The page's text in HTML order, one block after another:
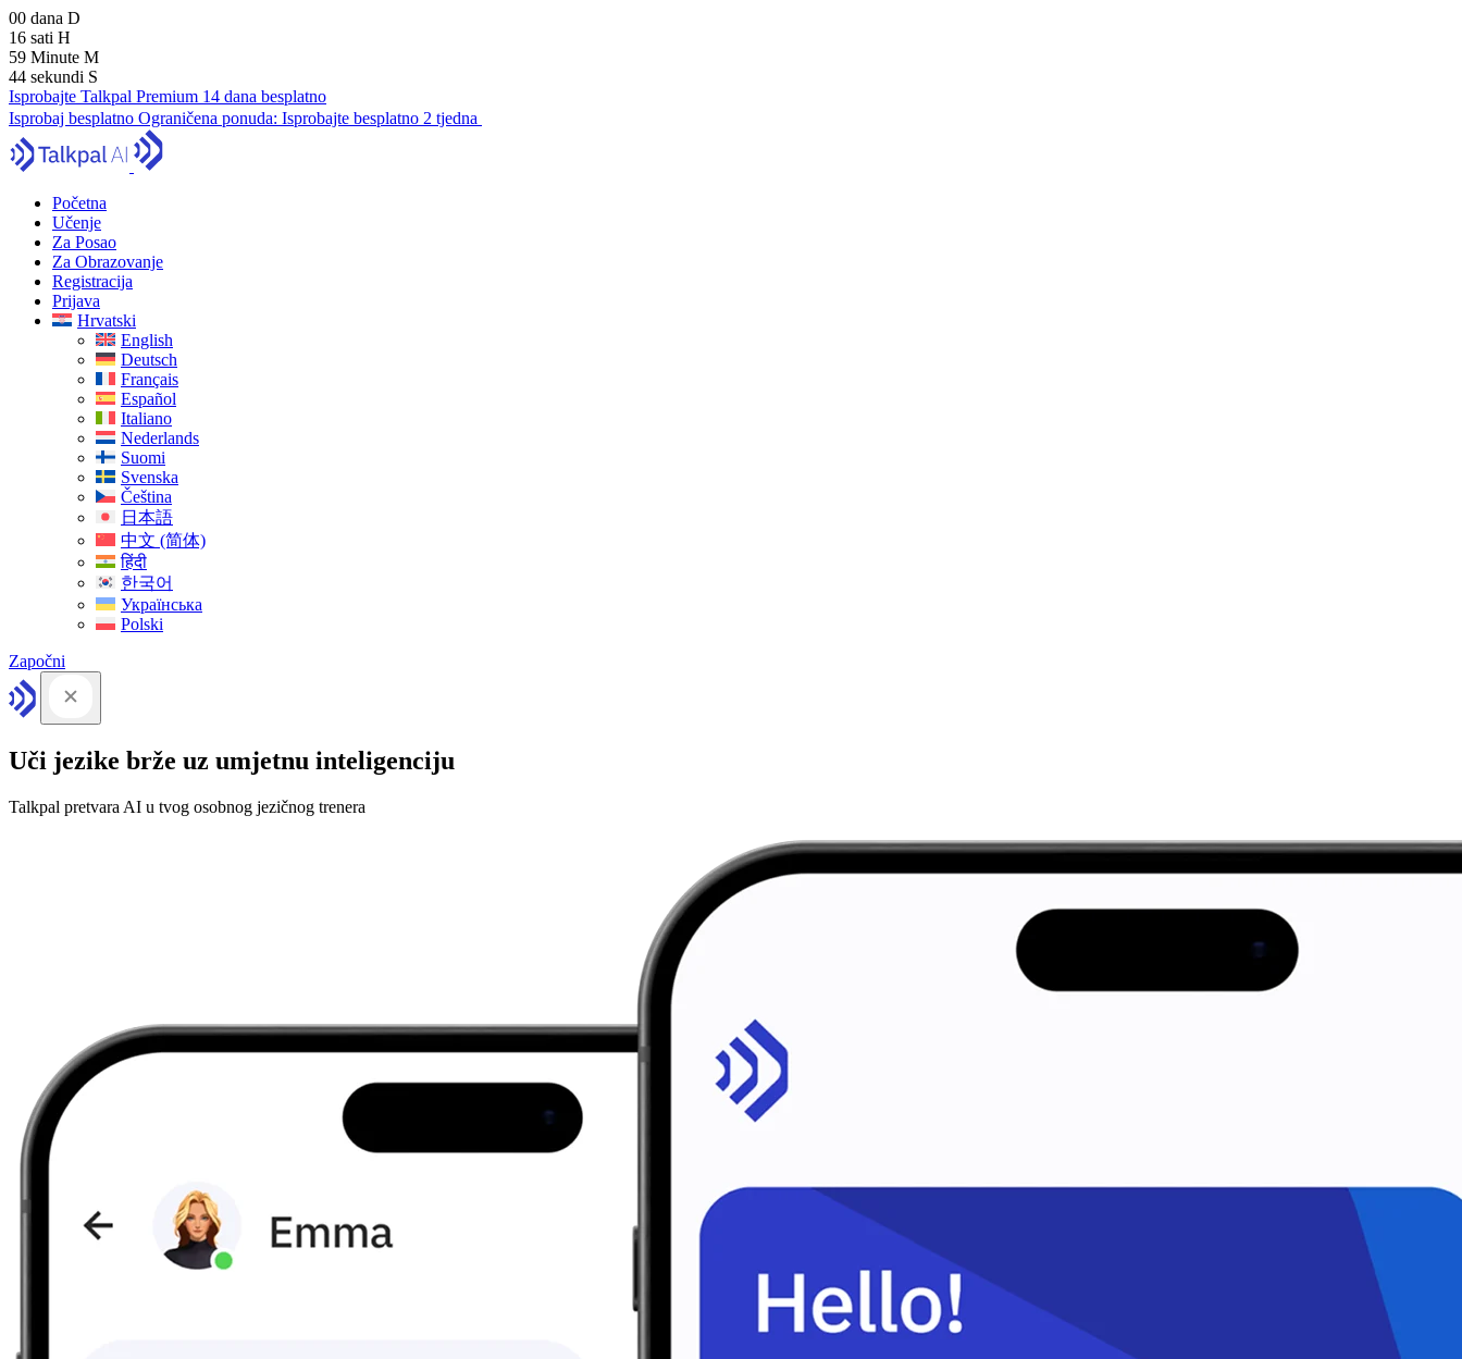
00 dana D
16 sati H
59 Minute M
43 sekundi S
Isprobajte Talkpal Premium 14 dana besplatno
Isprobaj besplatno Ograničena ponuda: Isprobajte besplatno 2 tjedna
Početna
Učenje
Za Posao
Za Obrazovanje
Registracija
Prijava
Hrvatski
English
Deutsch
Français
Español
Italiano
Nederlands
Suomi
Svenska
Čeština
日本語
中文 (简体)
हिंदी
한국어
Українська
Polski
Započni
Uči jezike brže uz umjetnu inteligenciju
Talkpal pretvara AI u tvog osobnog jezičnog trenera